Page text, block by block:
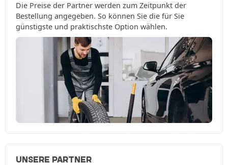
Die Preise der Partner werden zum Zeitpunkt der
Bestellung angegeben. So können Sie die für Sie
günstigste und praktischste Option wählen.
UNSERE PARTNER